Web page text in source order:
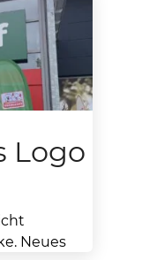
in
Zoo
Logo
Neues